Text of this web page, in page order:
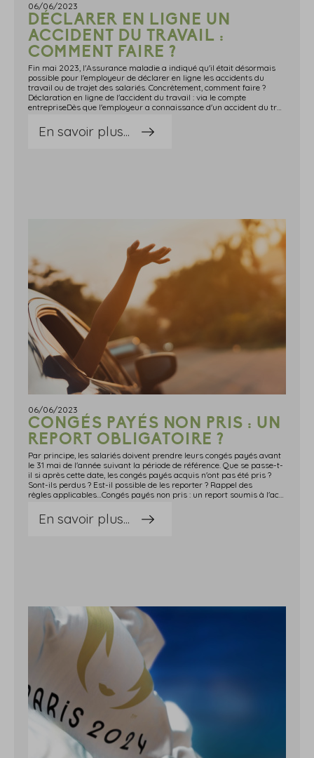
06/06/2023
DÉCLARER EN LIGNE UN
ACCIDENT DU TRAVAIL :
COMMENT FAIRE ?
Fin mai 2023, l'Assurance maladie a indiqué qu'il était désormais
possible pour l'employeur de déclarer en ligne les accidents du
travail ou de trajet des salariés. Concrètement, comment faire ?
Déclaration en ligne de l'accident du travail : via le compte
entrepriseDès que l'employeur a connaissance d'un accident du travail ou d'un accident de trajet, il doit le déclarer dans les 48 h à la caisse primaire d'assurance maladie (CPAM) dont relève la victime.Cette déclaration peut se faire en ligne, sur net-entreprises.fr via le compte entreprise, ou au moyen d'un formulaire à adresser à la CPAM.Ultérieurement, dans un délai maximum de 10 jours après la date d'établissement de la déclaration d'accident du travail (DAT), l'employeur peut émettre des réserves sur le caractère professionnel de l'accident.En pratique, pour accéder au service en ligne DAT, l'employeur doit être habilité à la « DAT- déclaration d'accident du travail ou de trajet » et au « compte entreprise – Vos démarches maladie et risques professionnels » sur net-entreprises. Cette double habilitation est obligatoire.S'il n'est pas encore inscrit au compte entreprise ou à la déclaration en ligne d'accident du travail, l'employeur doit sélectionner « DAT - déclaration en ligne d'accident du travail ou de trajet » et « compte entreprise – vos démarches maladie et risques professionnels ».Il pourra ensuite accéder à ces services dès le lendemain et ainsi, procéder à sa déclaration en ligne. Sources : Actualité ameli.fr du 25 mai 2023 : « La déclaration d'accident du travail rejoint le compte entreprise »Déclarer en ligne un accident du travail : comment faire ? - © Copyright WebLex
En savoir plus...
06/06/2023
CONGÉS PAYÉS NON PRIS : UN
REPORT OBLIGATOIRE ?
Par principe, les salariés doivent prendre leurs congés payés avant
le 31 mai de l'année suivant la période de référence. Que se passe-t-
il si après cette date, les congés payés acquis n'ont pas été pris ?
Sont-ils perdus ? Est-il possible de les reporter ? Rappel des
règles applicables…Congés payés non pris : un report soumis à l'accord de l'employeur !Pour rappel, chaque salarié a droit à 2,5 jours ouvrables de congés par mois de travail effectif (sauf dispositions plus favorables prévues par la convention collective) accompli pendant la période de référence.Cette période de référence s'étend, en général et à défaut d'accord collectif prévoyant autre chose, du 1er juin de l'année précédente au 31 mai de l'année en cours.Ces congés ainsi acquis doivent normalement être pris avant le 31 mai de l'année suivant cette période.Notez que le report des congés payés non pris du salarié n'est possible qu'avec l'accord de l'employeur. Ce qui signifie, concrètement, qu'à défaut d'accord ou d'usage dans l'entreprise, l'employeur n'a pas l'obligation d'accepter la demande de report du salarié.Toutefois, s'ils n'ont pas été pris en raison d'une cause extérieure (maladie par exemple), le report sera de droit !Enfin, retenez que si l'employeur souhaite que le salarié reporte ses congés payés après la période de prise, il doit obtenir l'accord du salarié. Sources : Actualité Service-Public.fr du 24 mai 2023 : « Peut-on reporter ses congés payés non pris après le 31 mai ? »Congés payés non pris : un report obligatoire ? - © Copyright WebLex
En savoir plus...